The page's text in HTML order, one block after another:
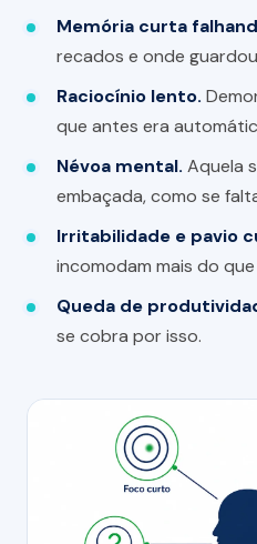
Memória curta
recados e onde
Raciocínio lento.
que antes era
Névoa mental. Aquela
embaçada, como se
Irritabilidade e pavio
incomodam mais do
Queda de
se cobra por isso.